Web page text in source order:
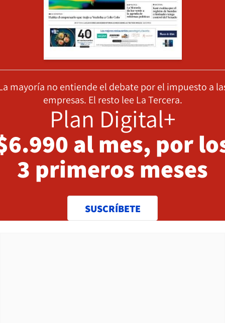
mayoría no entiende el debate por el impuesto a
empresas. El resto lee La Tercera.
Plan Digital+
al mes, por
3 primeros meses
SUSCRÍBETE